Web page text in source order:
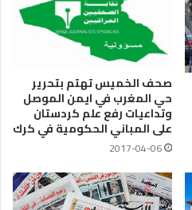
صحف الخميس تهتم بتحرير
حي المغرب في ايمن الموصل
وتداعيات رفع علم كردستان
على المباني الحكومية في كرك
2017-04-06